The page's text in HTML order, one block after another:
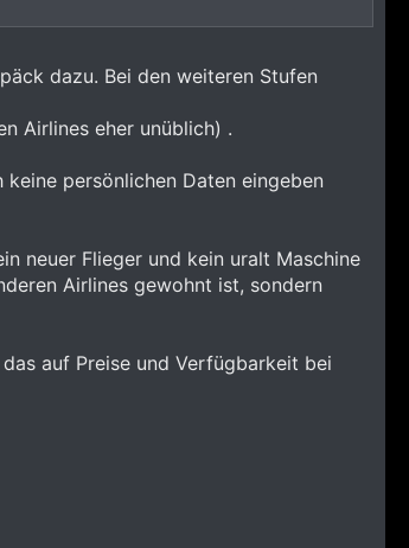
dazu. Bei den weiteren Stufen
Airlines eher unüblich) .
persönlichen Daten eingeben
neuer Flieger und kein uralt Maschine
Airlines gewohnt ist, sondern
auf Preise und Verfügbarkeit bei